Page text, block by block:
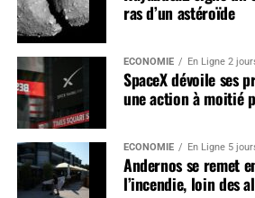
ras d’un astéroïde
ÉCONOMIE En Ligne 2
SpaceX dévoile ses
une action à moitié
ÉCONOMIE En Ligne 5
Andernos se remet
l’incendie, loin des